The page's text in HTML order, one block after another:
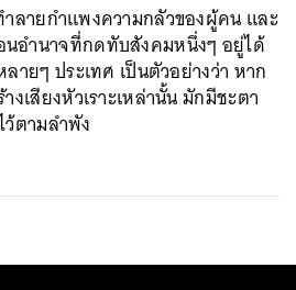
ำลายกำแพงความกลัวของผู้คน และ
อำนาจที่กดทับสังคมหนึ่งๆ อยู่ได้
ยๆ ประเทศ เป็นตัวอย่างว่า หาก
เสียงหัวเราะเหล่านั้น มักมีชะตา
ตามลำพัง